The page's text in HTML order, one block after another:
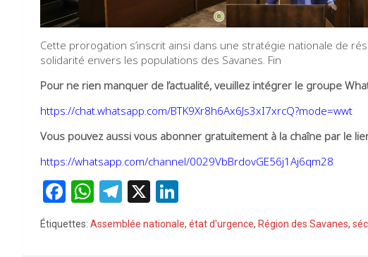
Cette prorogation s’inscrit ainsi dans une stratégie nationale de
solidarité envers les populations des Savanes. Fin
Pour ne rien manquer de l’actualité, veuillez intégrer le groupe
https://chat.whatsapp.com/BTK9Xr8h6Ax6Js3xI7xrcQ?mode=wwt
Vous pouvez aussi vous abonner gratuitement à la chaîne par le
https://whatsapp.com/channel/0029VbBrdovGE56j1Aj6qm28
F
a
W
h
T
el
X
ke
Étiquettes: Assemblée nationale, état d'urgence, Région des Savanes,